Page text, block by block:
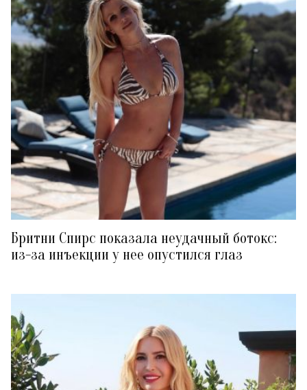
Бритни Спирс показала неудачный ботокс:
из-за инъекции у нее опустился глаз